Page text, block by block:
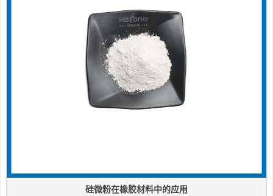
硅微粉在橡胶材料中的应用